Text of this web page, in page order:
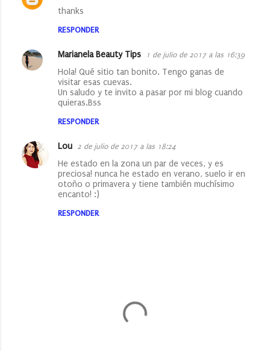
thanks
RESPONDER
Marianela Beauty Tips 1 de julio de 2017 a las 16:39
Hola! Qué sitio tan bonito. Tengo ganas de
visitar esas cuevas.
Un saludo y te invito a pasar por mi blog cuando
quieras.Bss
RESPONDER
Lou 2 de julio de 2017 a las 18:24
He estado en la zona un par de veces, y es
preciosa! nunca he estado en verano, suelo ir en
otoño o primavera y tiene también muchísimo
encanto! :)
RESPONDER